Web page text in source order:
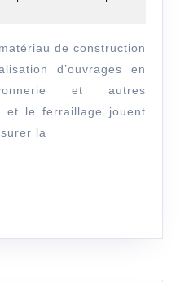
ferraillage
en
construction
:
d’ouvrages en
et autres
et le ferraillage jouent
la